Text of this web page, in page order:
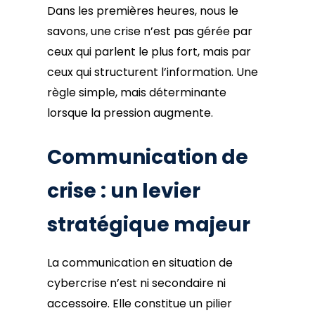
Dans les premières heures, nous le
savons, une crise n’est pas gérée par
ceux qui parlent le plus fort, mais par
ceux qui structurent l’information. Une
règle simple, mais déterminante
lorsque la pression augmente.
Communication de
crise : un levier
stratégique majeur
La communication en situation de
cybercrise n’est ni secondaire ni
accessoire. Elle constitue un pilier